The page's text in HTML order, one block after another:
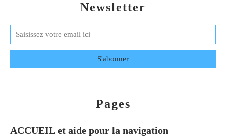
Newsletter
Pages
ACCUEIL et aide pour la navigation